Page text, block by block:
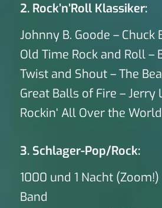
2. Rock’n’Roll Klassiker:
Johnny B. Goode – Chuck
Old Time Rock and Roll –
Twist and Shout – The
Great Balls of Fire – Jerry
Rockin‘ All Over the
3. Schlager-Pop/Rock:
1000 und 1 Nacht
Band